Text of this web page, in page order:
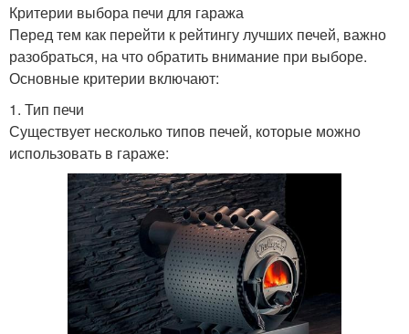
Критерии выбора печи для гаража
Перед тем как перейти к рейтингу лучших печей, важно
разобраться, на что обратить внимание при выборе.
Основные критерии включают:
1. Тип печи
Существует несколько типов печей, которые можно
использовать в гараже: